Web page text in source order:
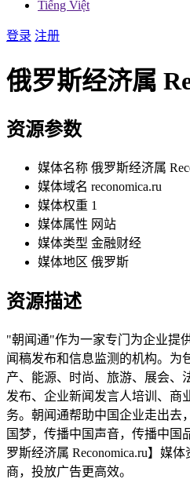
Tiếng Việt
登录 注册
俄罗斯经济属
资源参数
媒体名称 俄罗斯经济属
媒体域名 reconomica.ru
媒体权重 1
媒体属性 网站
媒体类型 金融财经
媒体地区 俄罗斯
资源描述
"朝闻通"作为一家专门为企业提
闻稿发布和信息监测的机构。为
产、能源、时尚、旅游、展会、
发布、企业新闻发言人培训、商
务。朝闻通帮助中国企业走出去
国梦，传播中国声音，传播中国
罗斯经济属 Reconomica.ru】媒
商，投放广告更高效。